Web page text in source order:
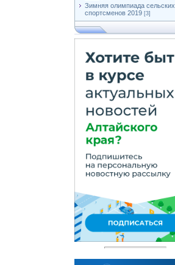
Зимняя олимпиада сельских
спортсменов 2019 [3]